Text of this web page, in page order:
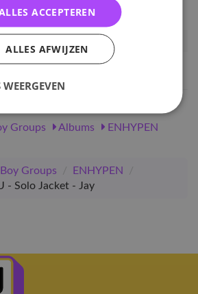
1000000981872
Groups Albums
ENHYPEN
Boy Groups / ENHYPEN
/
- Solo Jacket - Jay
ACCEPTEREN
ALLES AFWIJZEN